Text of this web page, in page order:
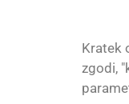
Kratek
zgodi,